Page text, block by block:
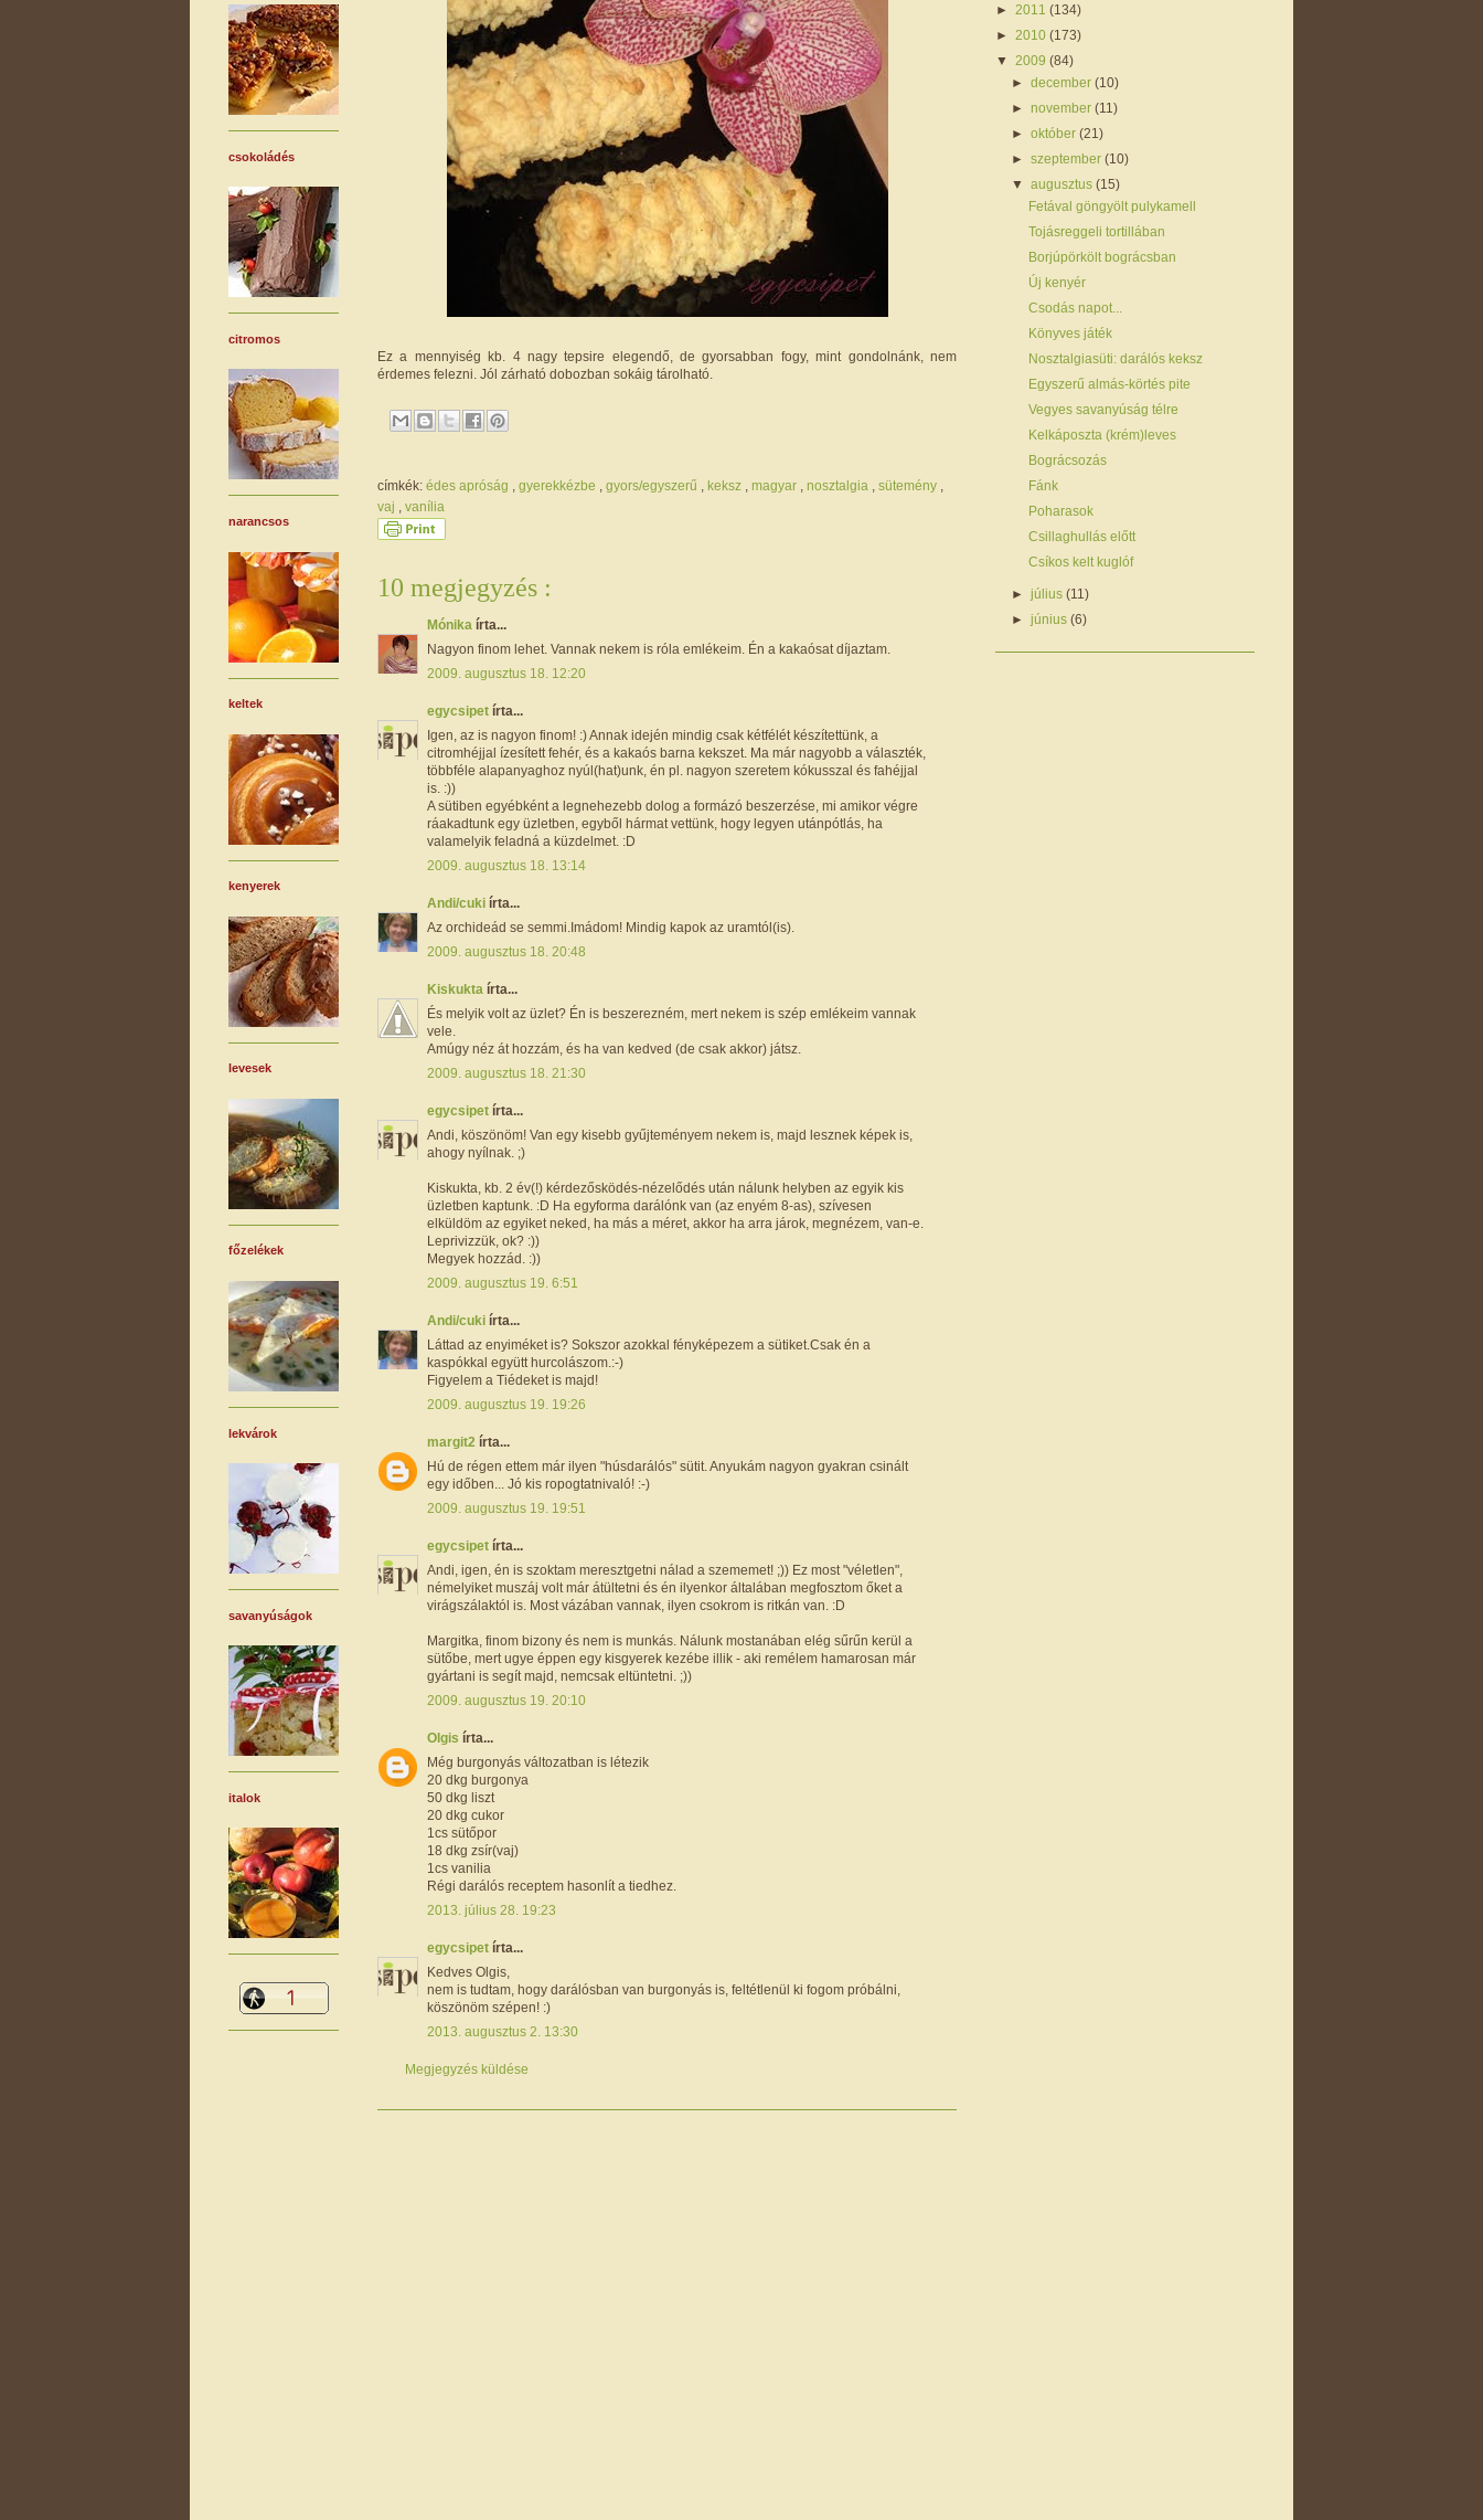
Ez a mennyiség kb. 4 nagy tepsire elegendő, de gyorsabban fogy, mint gondolnánk, nem
érdemes felezni. Jól zárható dobozban sokáig tárolható.
címkék: édes apróság gyerekkézbe gyors/egyszerű keksz magyar nosztalgia sütemény
vaj
vanília
10 megjegyzés :
Mónika írta...
Nagyon finom lehet. Vannak nekem is róla emlékeim. Én a kakaósat díjaztam.
2009. augusztus 18. 12:20
egycsipet írta...
Igen, az is nagyon finom! :) Annak idején mindig csak kétfélét készítettünk, a
citromhéjjal ízesített fehér, és a kakaós barna kekszet. Ma már nagyobb a választék,
többféle alapanyaghoz nyúl(hat)unk, én pl. nagyon szeretem kókusszal és fahéjjal
is. :))
A sütiben egyébként a legnehezebb dolog a formázó beszerzése, mi amikor végre
ráakadtunk egy üzletben, egyből hármat vettünk, hogy legyen utánpótlás, ha
valamelyik feladná a küzdelmet. :D
2009. augusztus 18. 13:14
Andi/cuki írta...
Az orchideád se semmi.Imádom! Mindig kapok az uramtól(is).
2009. augusztus 18. 20:48
Kiskukta írta...
És melyik volt az üzlet? Én is beszerezném, mert nekem is szép emlékeim vannak
vele.
Amúgy néz át hozzám, és ha van kedved (de csak akkor) játsz.
2009. augusztus 18. 21:30
egycsipet írta...
Andi, köszönöm! Van egy kisebb gyűjteményem nekem is, majd lesznek képek is,
ahogy nyílnak. ;)
Kiskukta, kb. 2 év(!) kérdezősködés-nézelődés után nálunk helyben az egyik kis
üzletben kaptunk. :D Ha egyforma darálónk van (az enyém 8-as), szívesen
elküldöm az egyiket neked, ha más a méret, akkor ha arra járok, megnézem, van-e.
Leprivizzük, ok? :))
Megyek hozzád. :))
2009. augusztus 19. 6:51
Andi/cuki írta...
Láttad az enyiméket is? Sokszor azokkal fényképezem a sütiket.Csak én a
kaspókkal együtt hurcolászom.:-)
Figyelem a Tiédeket is majd!
2009. augusztus 19. 19:26
margit2 írta...
Hú de régen ettem már ilyen "húsdarálós" sütit. Anyukám nagyon gyakran csinált
egy időben... Jó kis ropogtatnivaló! :-)
2009. augusztus 19. 19:51
egycsipet írta...
Andi, igen, én is szoktam meresztgetni nálad a szememet! ;)) Ez most "véletlen",
némelyiket muszáj volt már átültetni és én ilyenkor általában megfosztom őket a
virágszálaktól is. Most vázában vannak, ilyen csokrom is ritkán van. :D
Margitka, finom bizony és nem is munkás. Nálunk mostanában elég sűrűn kerül a
sütőbe, mert ugye éppen egy kisgyerek kezébe illik - aki remélem hamarosan már
gyártani is segít majd, nemcsak eltüntetni. ;))
2009. augusztus 19. 20:10
Olgis írta...
Még burgonyás változatban is létezik
20 dkg burgonya
50 dkg liszt
20 dkg cukor
1cs sütőpor
18 dkg zsír(vaj)
1cs vanilia
Régi darálós receptem hasonlít a tiedhez.
2013. július 28. 19:23
egycsipet írta...
Kedves Olgis,
nem is tudtam, hogy darálósban van burgonyás is, feltétlenül ki fogom próbálni,
köszönöm szépen! :)
2013. augusztus 2. 13:30
Megjegyzés küldése
csokoládés
citromos
narancsos
keltek
kenyerek
levesek
főzelékek
lekvárok
savanyúságok
italok
► 2011 (134)
► 2010 (173)
▼ 2009 (84)
►december(10)
►november(11)
►október(21)
►szeptember(10)
▼augusztus(15)
Fetával göngyölt pulykamell
Tojásreggeli tortillában
Borjúpörkölt bográcsban
Új kenyér
Csodás napot...
Könyves játék
Nosztalgiasüti: darálós keksz
Egyszerű almás-körtés pite
Vegyes savanyúság télre
Kelkáposzta (krém)leves
Bográcsozás
Fánk
Poharasok
Csillaghullás előtt
Csíkos kelt kuglóf
►július(11)
►június(6)